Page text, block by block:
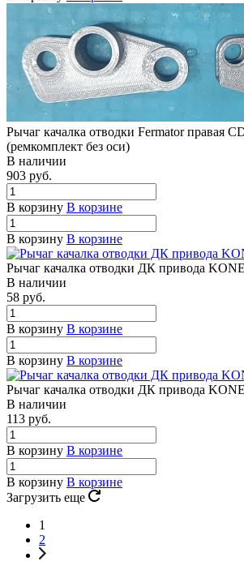
Рычаг качалка отводки Fermator правая
(ремкомплект без оси)
В наличии
903 руб.
В корзину В корзине
В корзину В корзине
Рычаг качалка отводки ДК привода
В наличии
58 руб.
В корзину В корзине
В корзину В корзине
Рычаг качалка отводки ДК привода
В наличии
113 руб.
В корзину В корзине
В корзину В корзине
Загрузить еще
1
2